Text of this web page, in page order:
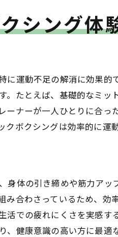
シング体
に運動不足の解消に効果
たとえば、基礎的なミッ
ナーが一人ひとりに合
ボクシングは効率的に運
体の引き締めや筋力ア
合わさっているため、
での疲れにくさを実感
健康意識の高い方に最適